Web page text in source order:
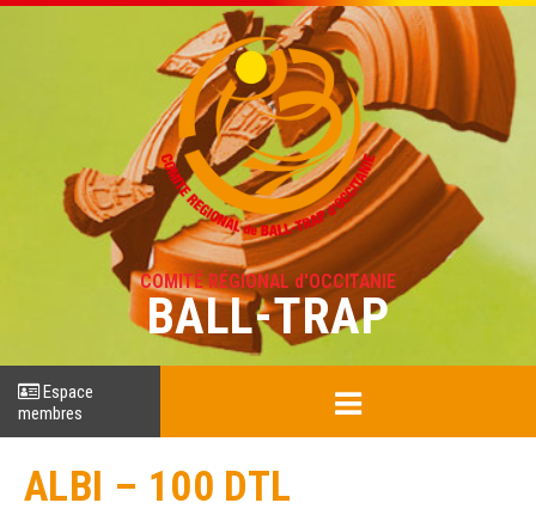
COMITÉ RÉGIONAL d'OCCITANIE
BALL-TRAP
Espace
membres
ALBI – 100 DTL